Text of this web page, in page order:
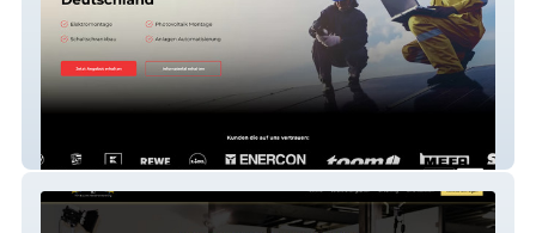
Watterka